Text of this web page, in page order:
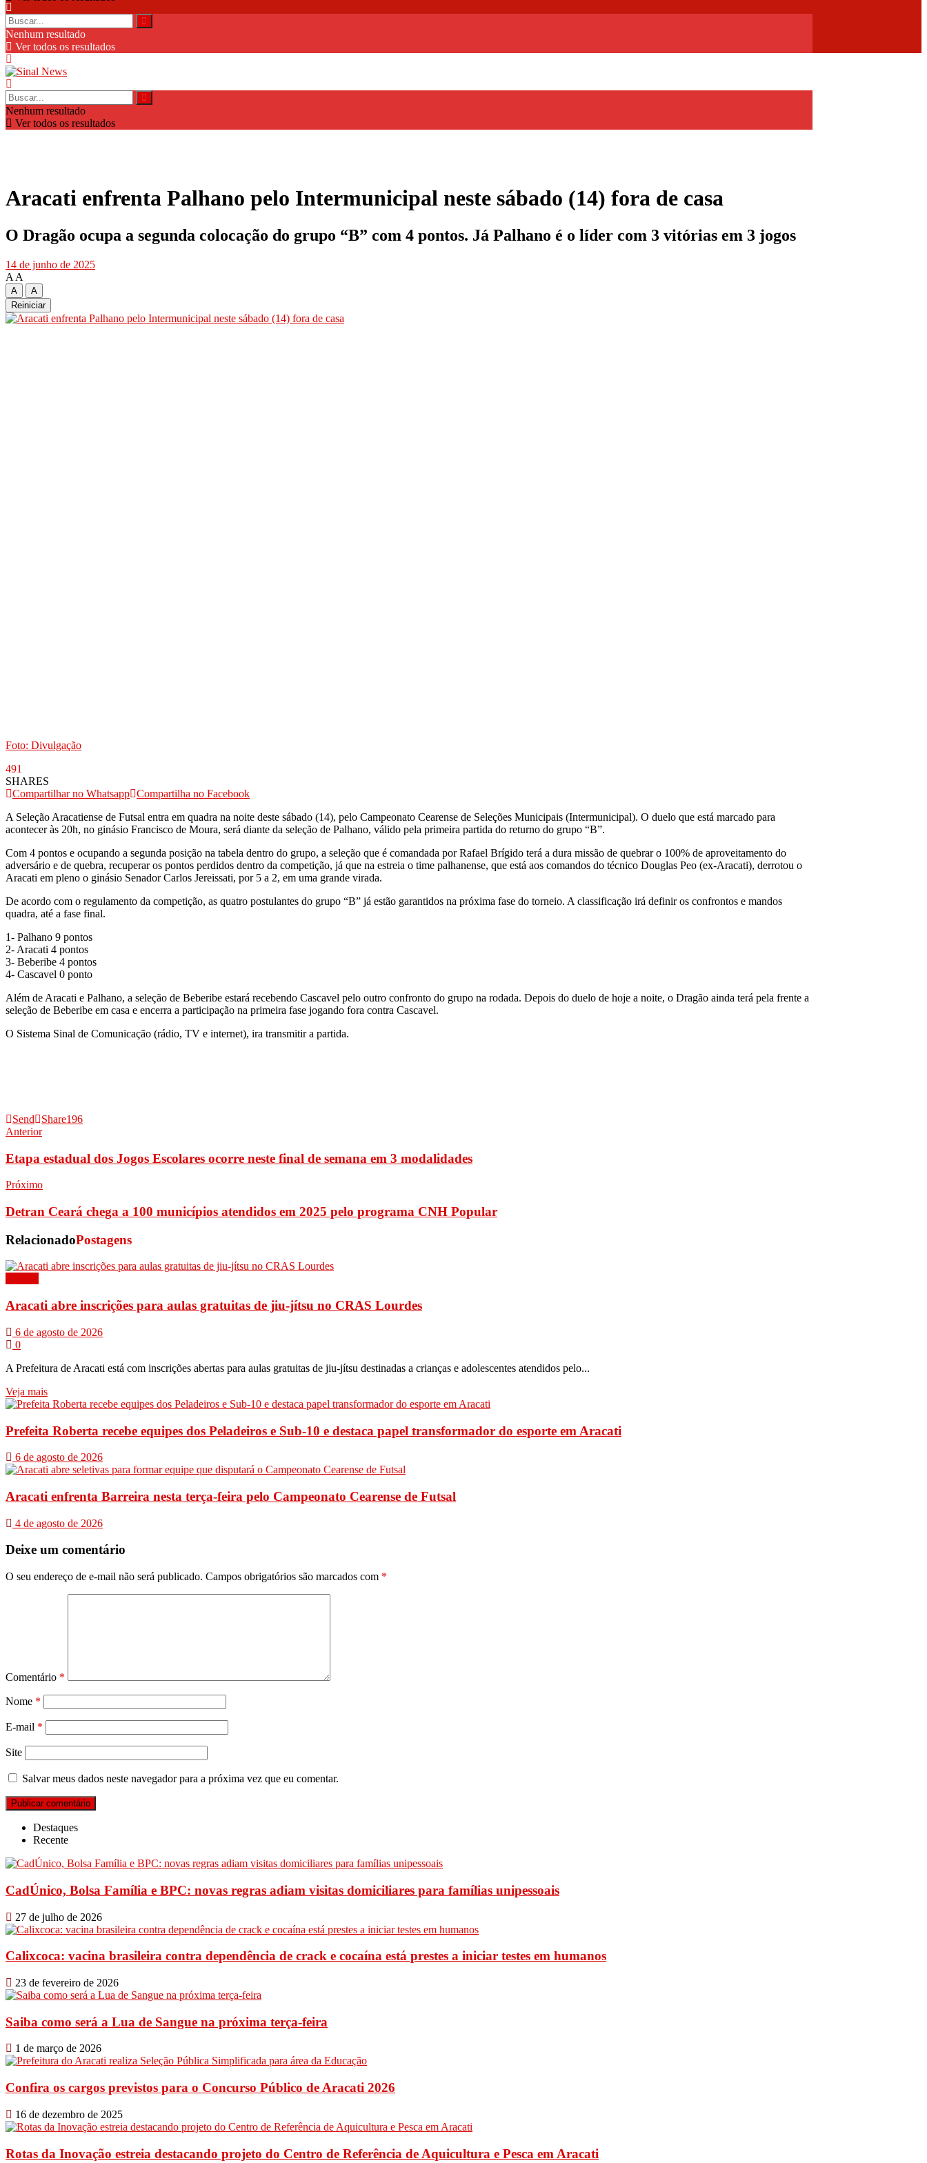
Nenhum resultado
Ver todos os resultados
Nenhum resultado
Ver todos os resultados
Aracati enfrenta Palhano pelo Intermunicipal neste sábado (14) fora de casa
O Dragão ocupa a segunda colocação do grupo “B” com 4 pontos. Já Palhano é o líder com 3 vitórias em 3 jogos
14 de junho de 2025
A A
A
A
Reiniciar
Foto: Divulgação
491
SHARES
Compartilhar no Whatsapp Compartilha no Facebook
A Seleção Aracatiense de Futsal entra em quadra na noite deste sábado (14), pelo Campeonato Cearense de Seleções Municipais (Intermunicipal). O duelo que está marcado para
acontecer às 20h, no ginásio Francisco de Moura, será diante da seleção de Palhano, válido pela primeira partida do returno do grupo “B”.
Com 4 pontos e ocupando a segunda posição na tabela dentro do grupo, a seleção que é comandada por Rafael Brígido terá a dura missão de quebrar o 100% de aproveitamento do
adversário e de quebra, recuperar os pontos perdidos dentro da competição, já que na estreia o time palhanense, que está aos comandos do técnico Douglas Peo (ex-Aracati), derrotou o
Aracati em pleno o ginásio Senador Carlos Jereissati, por 5 a 2, em uma grande virada.
De acordo com o regulamento da competição, as quatro postulantes do grupo “B” já estão garantidos na próxima fase do torneio. A classificação irá definir os confrontos e mandos
quadra, até a fase final.
1- Palhano 9 pontos
2- Aracati 4 pontos
3- Beberibe 4 pontos
4- Cascavel 0 ponto
Além de Aracati e Palhano, a seleção de Beberibe estará recebendo Cascavel pelo outro confronto do grupo na rodada. Depois do duelo de hoje a noite, o Dragão ainda terá pela frente a
seleção de Beberibe em casa e encerra a participação na primeira fase jogando fora contra Cascavel.
O Sistema Sinal de Comunicação (rádio, TV e internet), ira transmitir a partida.
Send Share196
Anterior
Etapa estadual dos Jogos Escolares ocorre neste final de semana em 3 modalidades
Próximo
Detran Ceará chega a 100 municípios atendidos em 2025 pelo programa CNH Popular
RelacionadoPostagens
Aracati abre inscrições para aulas gratuitas de jiu-jítsu no CRAS Lourdes
6 de agosto de 2026
0
A Prefeitura de Aracati está com inscrições abertas para aulas gratuitas de jiu-jítsu destinadas a crianças e adolescentes atendidos pelo...
Veja mais
Prefeita Roberta recebe equipes dos Peladeiros e Sub-10 e destaca papel transformador do esporte em Aracati
6 de agosto de 2026
Aracati enfrenta Barreira nesta terça-feira pelo Campeonato Cearense de Futsal
4 de agosto de 2026
Deixe um comentário
O seu endereço de e-mail não será publicado. Campos obrigatórios são marcados com *
Comentário *
Nome *
E-mail *
Site
Salvar meus dados neste navegador para a próxima vez que eu comentar.
Destaques
Recente
CadÚnico, Bolsa Família e BPC: novas regras adiam visitas domiciliares para famílias unipessoais
27 de julho de 2026
Calixcoca: vacina brasileira contra dependência de crack e cocaína está prestes a iniciar testes em humanos
23 de fevereiro de 2026
Saiba como será a Lua de Sangue na próxima terça-feira
1 de março de 2026
Confira os cargos previstos para o Concurso Público de Aracati 2026
16 de dezembro de 2025
Rotas da Inovação estreia destacando projeto do Centro de Referência de Aquicultura e Pesca em Aracati